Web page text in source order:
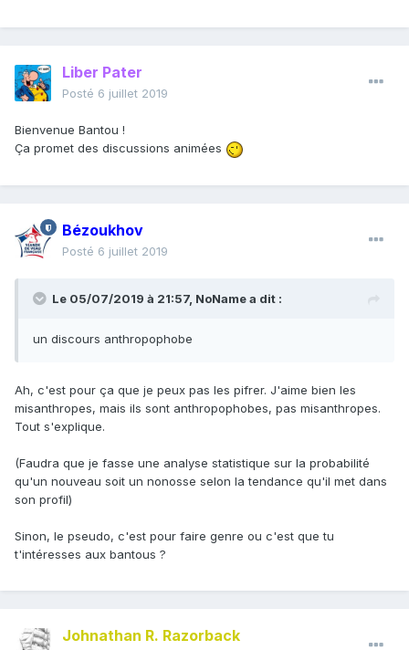
Liber Pater
Posté 6 juillet 2019
Bienvenue Bantou !
Ça promet des discussions animées
Bézoukhov
Posté 6 juillet 2019
Le 05/07/2019 à 21:57, NoNamea dit :
un discours anthropophobe
Ah, c'est pour ça que je peux pas les pifrer. J'aime bien les
misanthropes, mais ils sont anthropophobes, pas misanthropes.
Tout s'explique.
(Faudra que je fasse une analyse statistique sur la probabilité
qu'un nouveau soit un nonosse selon la tendance qu'il met dans
son profil)
Sinon, le pseudo, c'est pour faire genre ou c'est que tu
t'intéresses aux bantous ?
Johnathan R. Razorback